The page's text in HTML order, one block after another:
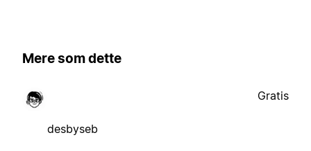
Mere som dette
desbyseb
Gratis